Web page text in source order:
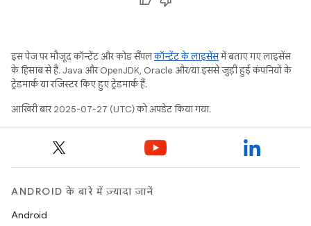
इस पेज पर मौजूद कॉन्टेंट और कोड सैंपलकॉन्टेंट के लाइसेंसमें बताए गए लाइसेंस
के हिसाब से हैं. Java और OpenJDK, Oracle और/या इससे जुड़ी हुई कंपनियों के
ट्रेडमार्क या रजिस्टर किए हुए ट्रेडमार्क हैं.
आखिरी बार 2025-07-27 (UTC) को अपडेट किया गया.
ANDROID के बारे में ज़्यादा जानें
Android